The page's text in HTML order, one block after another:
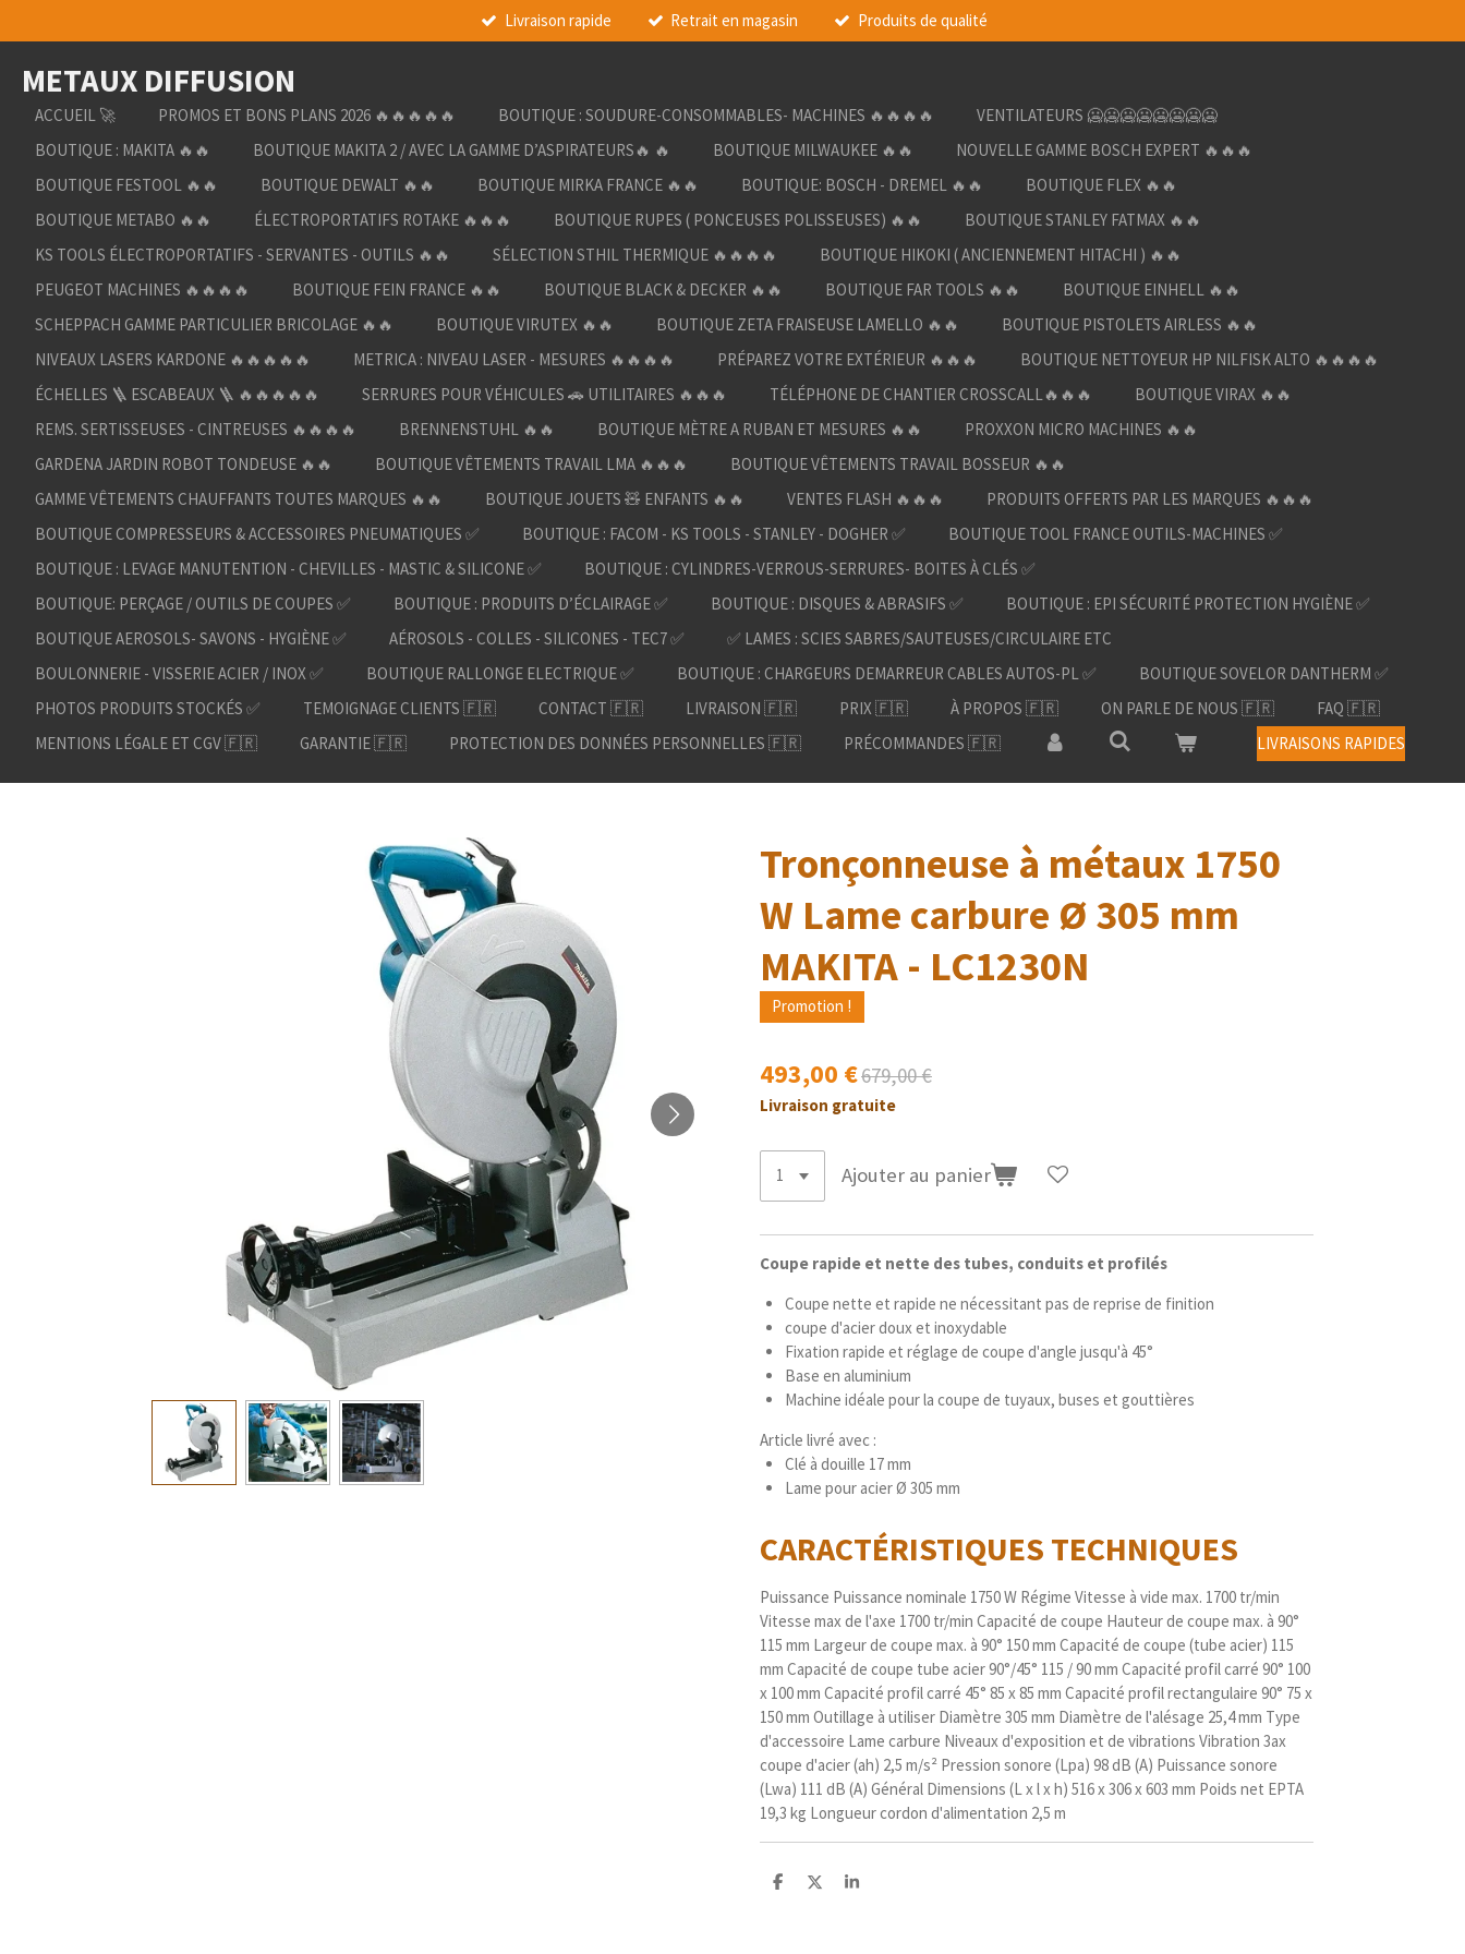
au
contenu
principal
Livraison rapide Retrait en magasin Produits de qualité
METAUX DIFFUSION
ACCUEIL 🚀 PROMOS ET BONS PLANS 2026 🔥🔥🔥🔥🔥 BOUTIQUE : SOUDURE-CONSOMMABLES- MACHINES 🔥🔥🔥🔥
VENTILATEURS 🥶🥶🥶🥶🥶🥶🥶🥶
BOUTIQUE : MAKITA 🔥🔥
BOUTIQUE MAKITA 2 / AVEC LA GAMME D’ASPIRATEURS🔥 🔥 BOUTIQUE MILWAUKEE 🔥🔥
NOUVELLE GAMME BOSCH EXPERT 🔥🔥🔥
BOUTIQUE FESTOOL 🔥🔥
BOUTIQUE DEWALT 🔥🔥 BOUTIQUE MIRKA FRANCE 🔥🔥 BOUTIQUE: BOSCH - DREMEL 🔥🔥
BOUTIQUE FLEX 🔥🔥
BOUTIQUE METABO 🔥🔥
ÉLECTROPORTATIFS ROTAKE 🔥🔥🔥 BOUTIQUE RUPES ( PONCEUSES POLISSEUSES) 🔥🔥
BOUTIQUE STANLEY FATMAX 🔥🔥
KS TOOLS ÉLECTROPORTATIFS - SERVANTES - OUTILS 🔥🔥
SÉLECTION STHIL THERMIQUE 🔥🔥🔥🔥
BOUTIQUE HIKOKI ( ANCIENNEMENT HITACHI ) 🔥🔥
PEUGEOT MACHINES 🔥🔥🔥🔥
BOUTIQUE FEIN FRANCE 🔥🔥 BOUTIQUE BLACK & DECKER 🔥🔥 BOUTIQUE FAR TOOLS 🔥🔥
BOUTIQUE EINHELL 🔥🔥
SCHEPPACH GAMME PARTICULIER BRICOLAGE 🔥🔥
BOUTIQUE VIRUTEX 🔥🔥 BOUTIQUE ZETA FRAISEUSE LAMELLO 🔥🔥
BOUTIQUE PISTOLETS AIRLESS 🔥🔥
NIVEAUX LASERS KARDONE 🔥🔥🔥🔥🔥
METRICA : NIVEAU LASER - MESURES 🔥🔥🔥🔥 PRÉPAREZ VOTRE EXTÉRIEUR 🔥🔥🔥
BOUTIQUE NETTOYEUR HP NILFISK ALTO 🔥🔥🔥🔥
ÉCHELLES 🪜 ESCABEAUX 🪜 🔥🔥🔥🔥🔥
SERRURES POUR VÉHICULES 🚗 UTILITAIRES 🔥🔥🔥 TÉLÉPHONE DE CHANTIER CROSSCALL🔥🔥🔥
BOUTIQUE VIRAX 🔥🔥
REMS. SERTISSEUSES - CINTREUSES 🔥🔥🔥🔥
BRENNENSTUHL 🔥🔥 BOUTIQUE MÈTRE A RUBAN ET MESURES 🔥🔥
PROXXON MICRO MACHINES 🔥🔥
GARDENA JARDIN ROBOT TONDEUSE 🔥🔥
BOUTIQUE VÊTEMENTS TRAVAIL LMA 🔥🔥🔥
BOUTIQUE VÊTEMENTS TRAVAIL BOSSEUR 🔥🔥
GAMME VÊTEMENTS CHAUFFANTS TOUTES MARQUES 🔥🔥
BOUTIQUE JOUETS 🧸 ENFANTS 🔥🔥 VENTES FLASH 🔥🔥🔥
PRODUITS OFFERTS PAR LES MARQUES 🔥🔥🔥
BOUTIQUE COMPRESSEURS & ACCESSOIRES PNEUMATIQUES ✅
BOUTIQUE : FACOM - KS TOOLS - STANLEY - DOGHER ✅
BOUTIQUE TOOL FRANCE OUTILS-MACHINES ✅
BOUTIQUE : LEVAGE MANUTENTION - CHEVILLES - MASTIC & SILICONE ✅
BOUTIQUE : CYLINDRES-VERROUS-SERRURES- BOITES À CLÉS ✅
BOUTIQUE: PERÇAGE / OUTILS DE COUPES ✅
BOUTIQUE : PRODUITS D’ÉCLAIRAGE ✅ BOUTIQUE : DISQUES & ABRASIFS ✅
BOUTIQUE : EPI SÉCURITÉ PROTECTION HYGIÈNE ✅
BOUTIQUE AEROSOLS- SAVONS - HYGIÈNE ✅
AÉROSOLS - COLLES - SILICONES - TEC7 ✅
✅ LAMES : SCIES SABRES/SAUTEUSES/CIRCULAIRE ETC
BOULONNERIE - VISSERIE ACIER / INOX ✅
BOUTIQUE RALLONGE ELECTRIQUE ✅ BOUTIQUE : CHARGEURS DEMARREUR CABLES AUTOS-PL ✅
BOUTIQUE SOVELOR DANTHERM ✅
PHOTOS PRODUITS STOCKÉS ✅
TEMOIGNAGE CLIENTS 🇫🇷 CONTACT 🇫🇷 LIVRAISON 🇫🇷 PRIX 🇫🇷 À PROPOS 🇫🇷 ON PARLE DE NOUS 🇫🇷
FAQ 🇫🇷
MENTIONS LÉGALE ET CGV 🇫🇷
GARANTIE 🇫🇷 PROTECTION DES DONNÉES PERSONNELLES 🇫🇷 PRÉCOMMANDES 🇫🇷 LIVRAISONS RAPIDES
Tronçonneuse à métaux 1750
W Lame carbure Ø 305 mm
MAKITA - LC1230N
Promotion !
493,00 €679,00 €
Livraison gratuite
Ajouter au panier
Coupe rapide et nette des tubes, conduits et profilés
Coupe nette et rapide ne nécessitant pas de reprise de finition
coupe d'acier doux et inoxydable
Fixation rapide et réglage de coupe d'angle jusqu'à 45°
Base en aluminium
Machine idéale pour la coupe de tuyaux, buses et gouttières
Article livré avec :
Clé à douille 17 mm
Lame pour acier Ø 305 mm
CARACTÉRISTIQUES TECHNIQUES
Puissance Puissance nominale 1750 W Régime Vitesse à vide max. 1700 tr/min
Vitesse max de l'axe 1700 tr/min Capacité de coupe Hauteur de coupe max. à 90°
115 mm Largeur de coupe max. à 90° 150 mm Capacité de coupe (tube acier) 115
mm Capacité de coupe tube acier 90°/45° 115 / 90 mm Capacité profil carré 90° 100
x 100 mm Capacité profil carré 45° 85 x 85 mm Capacité profil rectangulaire 90° 75 x
150 mm Outillage à utiliser Diamètre 305 mm Diamètre de l'alésage 25,4 mm Type
d'accessoire Lame carbure Niveaux d'exposition et de vibrations Vibration 3ax
coupe d'acier (ah) 2,5 m/s² Pression sonore (Lpa) 98 dB (A) Puissance sonore
(Lwa) 111 dB (A) Général Dimensions (L x l x h) 516 x 306 x 603 mm Poids net EPTA
19,3 kg Longueur cordon d'alimentation 2,5 m
P
P
P